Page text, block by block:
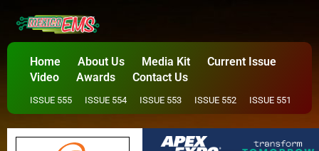
Home About Us Media Kit
Current Issue
Video
Awards Contact Us
ISSUE 555 ISSUE 554 ISSUE 553 ISSUE 552 ISSUE 551